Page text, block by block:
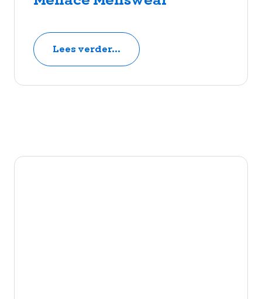
Lees verder...